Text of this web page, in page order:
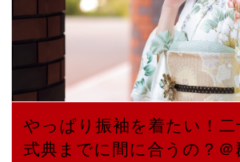
やっぱり振袖を着たい！二
式典までに間に合うの？＠